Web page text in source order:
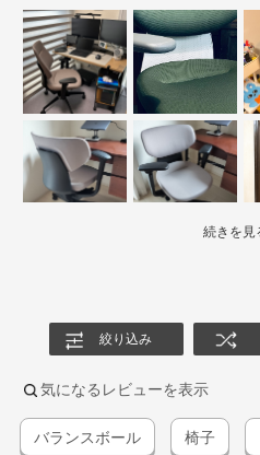
続きを見
絞り込み
気になるレビューを表示
バランスボール 椅子